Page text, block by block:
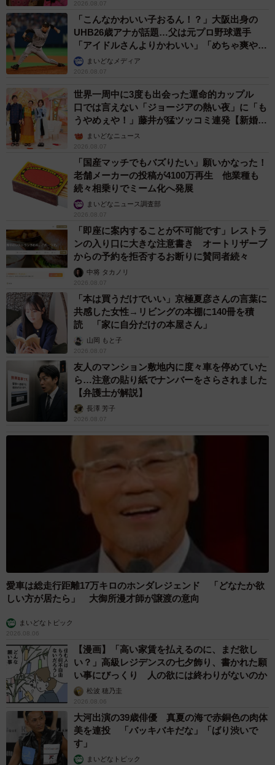
2026.08.07
「こんなかわいい子おるん！？」大阪出身の
UHB26歳アナが話題…父は元プロ野球選手
「アイドルさんよりかわいい」「めちゃ爽や
か」まいどなメディア
2026.08.07
世界一周中に3度も出会った運命的カップル
口では言えない「ジョージアの熱い夜」に「も
うやめぇや！」藤井が猛ツッコミ連発【新婚さ
ん】まいどなニュース
2026.08.07
「国産マッチでもバズりたい」願いかなった！
老舗メーカーの投稿が4100万再生 他業種も
続々相乗りでミーム化へ発展
まいどなニュース調査部
2026.08.07
「即座に案内することが不可能です」レストラ
ンの入り口に大きな注意書き オートリザーブ
からの予約を拒否するお断りに賛同者続々
中将 タカノリ
2026.08.07
「本は買うだけでいい」京極夏彦さんの言葉に
共感した女性→リビングの本棚に140冊を積
読 「家に自分だけの本屋さん」
山岡 もと子
2026.08.07
友人のマンション敷地内に度々車を停めていた
ら…注意の貼り紙でナンバーをさらされました
【弁護士が解説】
長澤 芳子
2026.08.07
愛車は総走行距離17万キロのホンダレジェンド 「どなたか欲
しい方が居たら」 大御所漫才師が譲渡の意向
まいどなトピック
2026.08.06
【漫画】「高い家賃を払えるのに、まだ欲し
い？」高級レジデンスの七夕飾り、書かれた願
い事にびっくり 人の欲には終わりがないのか
松波 穂乃圭
2026.08.06
大河出演の39歳俳優 真夏の海で赤銅色の肉体
美を連投 「バッキバキだな」「ばり渋いで
す」
まいどなトピック